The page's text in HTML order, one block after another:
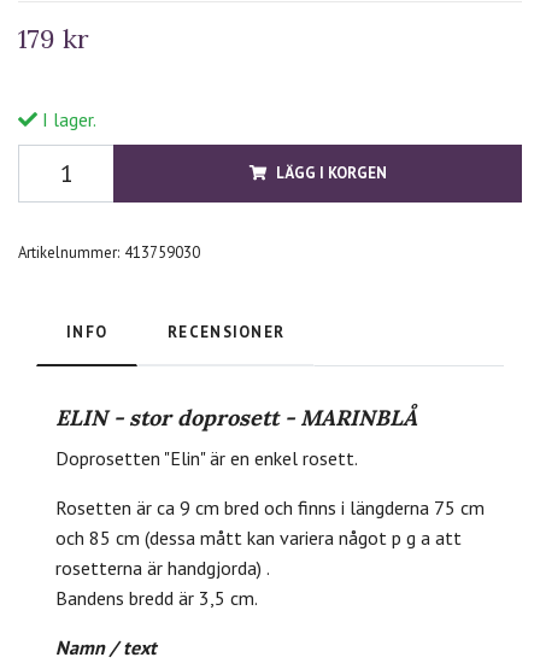
179 kr
I lager.
LÄGG I KORGEN
Artikelnummer: 413759030
INFO RECENSIONER
ELIN - stor doprosett - MARINBLÅ
Doprosetten "Elin" är en enkel rosett.
Rosetten är ca 9 cm bred och finns i längderna 75 cm
och 85 cm (dessa mått kan variera något p g a att
rosetterna är handgjorda) .
Bandens bredd är 3,5 cm.
Namn / text